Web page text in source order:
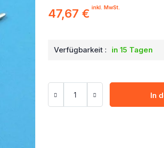
47,67 € inkl. MwSt.
Verfügbarkeit : in 15 Tagen
In